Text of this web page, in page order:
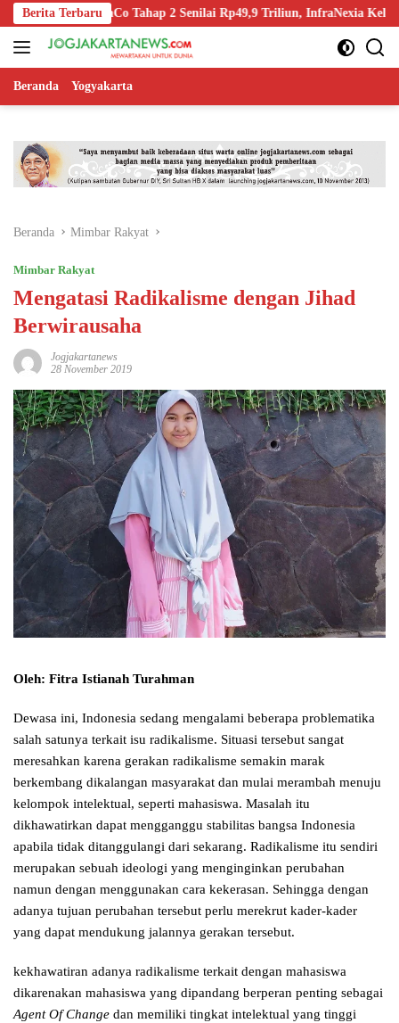
Langsung
ke
konten
Berita Terbaru
InfraCo Tahap 2 Senilai Rp49,9 Triliun, InfraNexia Kelola 112.000
Beranda Yogyakarta
Beranda Mimbar Rakyat
Mimbar Rakyat
Mengatasi Radikalisme dengan Jihad
Berwirausaha
Jogjakartanews
28 November 2019
Oleh: Fitra Istianah Turahman
Dewasa ini, Indonesia sedang mengalami beberapa problematika
salah satunya terkait isu radikalisme. Situasi tersebut sangat
meresahkan karena gerakan radikalisme semakin marak
berkembang dikalangan masyarakat dan mulai merambah menuju
kelompok intelektual, seperti mahasiswa. Masalah itu
dikhawatirkan dapat mengganggu stabilitas bangsa Indonesia
apabila tidak ditanggulangi dari sekarang. Radikalisme itu sendiri
merupakan sebuah ideologi yang menginginkan perubahan
namun dengan menggunakan cara kekerasan. Sehingga dengan
adanya tujuan perubahan tersebut perlu merekrut kader-kader
yang dapat mendukung jalannya gerakan tersebut.
kekhawatiran adanya radikalisme terkait dengan mahasiswa
dikarenakan mahasiswa yang dipandang berperan penting sebagai
Agent Of Change dan memiliki tingkat intelektual yang tinggi